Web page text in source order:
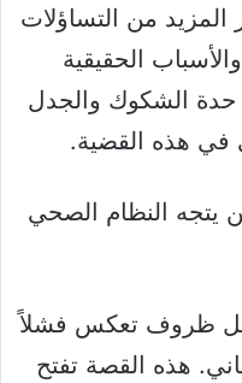
من التساؤلات
الحقيقية
حدة الشكوك والجدل
في هذه القضية.
يتجه النظام الصحي
ظل ظروف تعكس فشلاً
هذه القصة تفتح